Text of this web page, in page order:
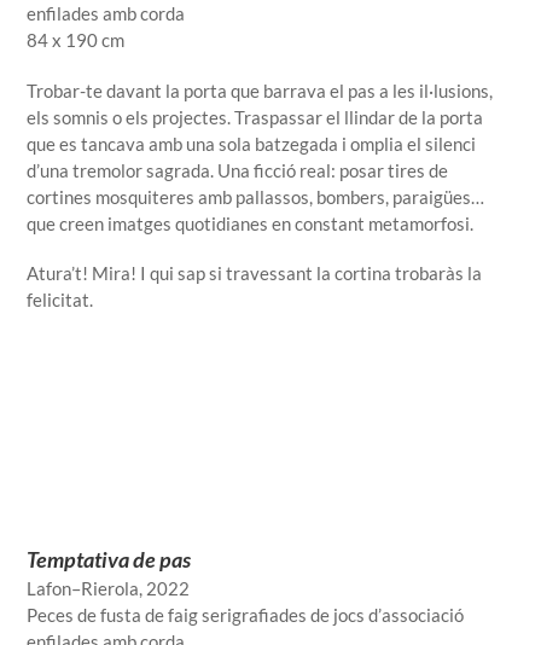
enfilades amb corda
84 x 190 cm
Trobar-te davant la porta que barrava el pas a les il·lusions,
els somnis o els projectes. Traspassar el llindar de la porta
que es tancava amb una sola batzegada i omplia el silenci
d’una tremolor sagrada. Una ficció real: posar tires de
cortines mosquiteres amb pallassos, bombers, paraigües…
que creen imatges quotidianes en constant metamorfosi.
Atura’t! Mira! I qui sap si travessant la cortina trobaràs la
felicitat.
Temptativa de pas
Lafon–Rierola, 2022
Peces de fusta de faig serigrafiades de jocs d’associació